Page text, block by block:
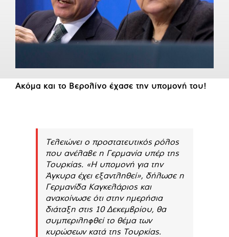
Ακόμα και το Βερολίνο έχασε την υπομονή του!
Τελειώνει ο προστατευτικός ρόλος
που ανέλαβε η Γερμανία υπέρ της
Τουρκίας. «Η υπομονή για την
Άγκυρα έχει εξαντληθεί», δήλωσε η
Γερμανίδα Καγκελάριος και
ανακοίνωσε ότι στην ημερήσια
διάταξη στις 10 Δεκεμβρίου, θα
συμπεριληφθεί το θέμα των
κυρώσεων κατά της Τουρκίας.